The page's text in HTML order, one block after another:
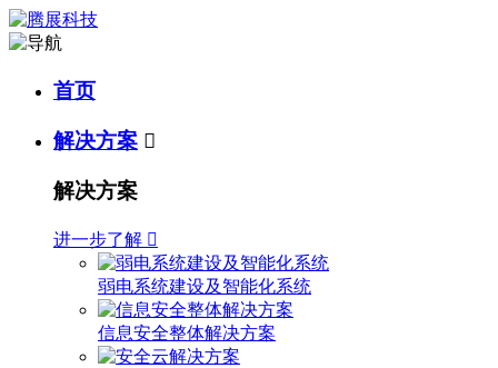
首页
解决方案 
解决方案
进一步了解 
弱电系统建设及智能化系统
信息安全整体解决方案